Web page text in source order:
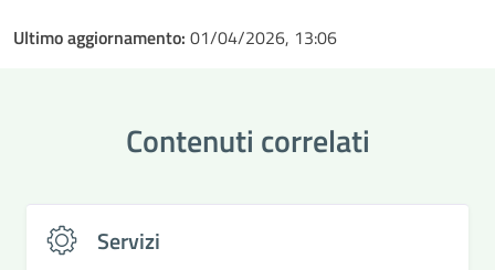
Ultimo aggiornamento: 01/04/2026, 13:06
Contenuti correlati
Servizi